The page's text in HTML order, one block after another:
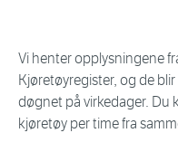
Vi henter opplysningene
Kjøretøyregister, og de
døgnet på virkedager. Du
kjøretøy per time fra